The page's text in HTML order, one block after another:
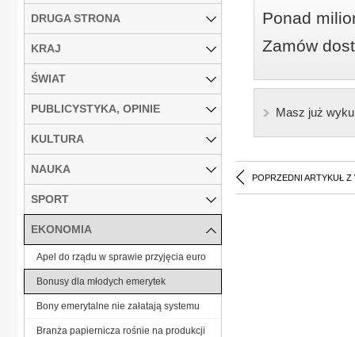
Ponad
Zamów
Masz już
POPRZEDNI ARTYKUŁ Z
DRUGA STRONA
KRAJ
ŚWIAT
PUBLICYSTYKA, OPINIE
KULTURA
NAUKA
SPORT
EKONOMIA
Apel do rządu w sprawie przyjęcia euro
Bonusy dla młodych emerytek
Bony emerytalne nie załatają systemu
Branża papiernicza rośnie na produkcji